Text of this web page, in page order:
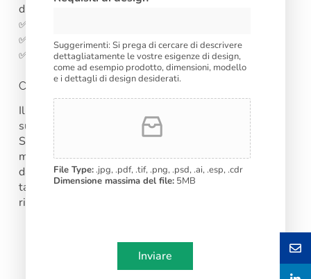
di soia
✅Capace di vari metodi di stampa
✅Colore vivace, logo e motivo chiari
✅Resistente allo sbiadimento nel tempo
Considerazioni finali
Il marchio di qualità può avere un impatto duraturo
sull’esperienza del cliente e sul successo aziendale.
Sfrutta al massimo questa opportunità scegliendo il
metodo di stampa e il fornitore giusti per le tue tazze
da caffè in carta. Inizia oggi stesso a progettare le tue
tazze personalizzate e guarda crescere il
riconoscimento del tuo marchio!
e
s
+
1
Suggerimenti: Si prega di cercare di descrivere
dettagliatamente le vostre esigenze di design,
come ad esempio prodotto, dimensioni, modello
e i dettagli di design desiderati.
File Type:.jpg, .pdf, .tif, .png, .psd, .ai, .esp, .cdr
Dimensione massima del file:5MB
Inviare